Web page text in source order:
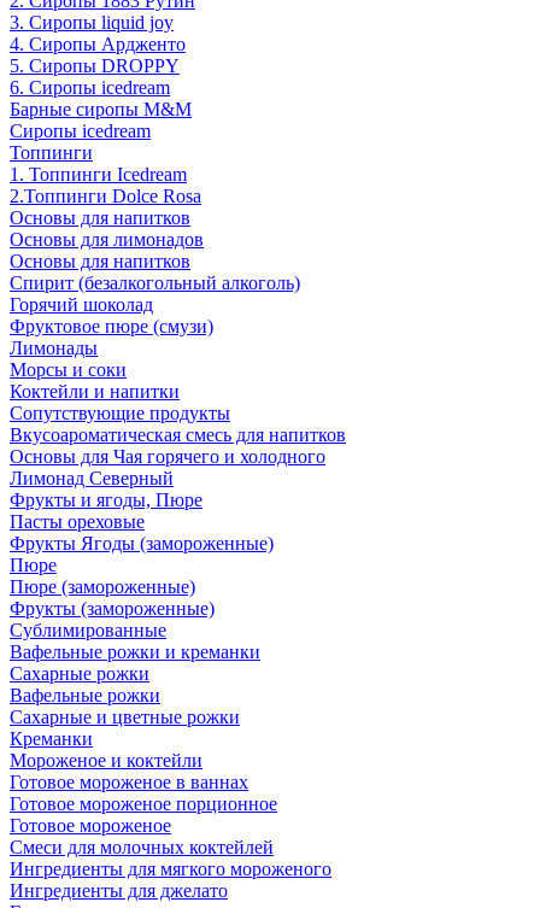
3. Cиропы liquid joy
4. Cиропы Ардженто
5. Сиропы DROPPY
6. Сиропы icedream
Барные сиропы M&M
Сиропы icedream
Топпинги
1. Топпинги Icedream
2.Топпинги Dolce Rosa
Основы для напитков
Основы для лимонадов
Основы для напитков
Спирит (безалкогольный алкоголь)
Горячий шоколад
Фруктовое пюре (смузи)
Лимонады
Морсы и соки
Коктейли и напитки
Сопутствующие продукты
Вкусоароматическая смесь для напитков
Основы для Чая горячего и холодного
Лимонад Северный
Фрукты и ягоды, Пюре
Пасты ореховые
Фрукты Ягоды (замороженные)
Пюре
Пюре (замороженные)
Фрукты (замороженные)
Сублимированные
Вафельные рожки и креманки
Сахарные рожки
Вафельные рожки
Сахарные и цветные рожки
Креманки
Мороженое и коктейли
Готовое мороженое в ваннах
Готовое мороженое порционное
Готовое мороженое
Смеси для молочных коктейлей
Ингредиенты для мягкого мороженого
Ингредиенты для джелато